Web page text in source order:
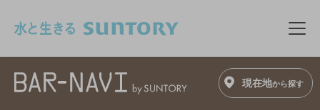
メ
現在地から探す